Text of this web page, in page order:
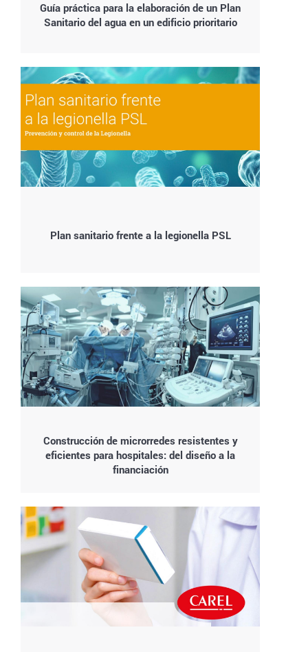
Guía práctica para la elaboración de un Plan
Sanitario del agua en un edificio prioritario
Plan sanitario frente a la legionella PSL
Construcción de microrredes resistentes y
eficientes para hospitales: del diseño a la
financiación